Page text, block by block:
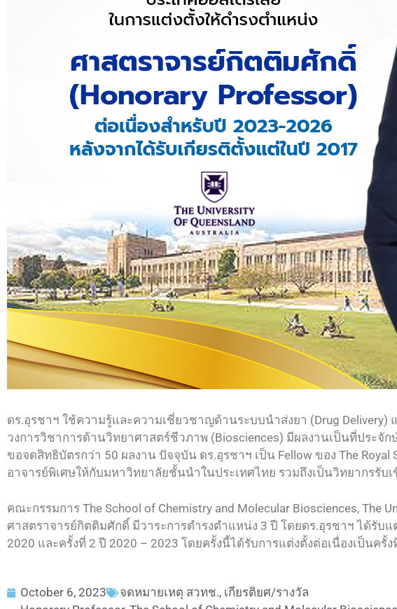
ดร.อุรชาฯ ใช้ความรู้และความเชี่ยวชาญด้านระบบนำส่งยา (Drug
วงการวิชาการด้านวิทยาศาสตร์ชีวภาพ (Biosciences) มีผลงานเป็นที่ประ
ขอจดสิทธิบัตรกว่า 50 ผลงาน ปัจจุบัน ดร.อุรชาฯ เป็น Fellow ของ The
อาจารย์พิเศษให้กับมหาวิทยาลัยชั้นนำในประเทศไทย รวมถึงเป็นวิทยากรรับ
คณะกรรมการ The School of Chemistry and Molecular Biosciences, The
ศาสตราจารย์กิตติมศักดิ์ มีวาระการดำรงตำแหน่ง 3 ปี โดยดร.อุรชาฯ ได้รับ
2020 และครั้งที่ 2 ปี 2020 – 2023 โดยครั้งนี้ได้รับการแต่งตั้งต่อเนื่องเป็นครั้
October 6, 2023 จดหมายเหตุ สวทช., เกียรติยศ/รางวัล